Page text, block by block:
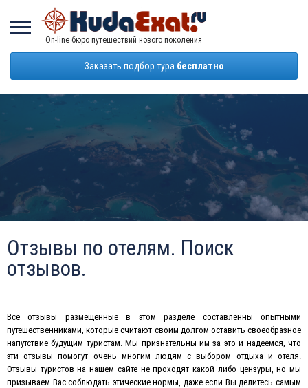
On-line бюро путешествий нового поколения
Заказать подбор тура бесплатно
Отзывы по отелям. Поиск
отзывов.
Все отзывы размещённые в этом разделе составленны опытными
путешественниками, которые считают своим долгом оставить своеобразное
напутствие будущим туристам. Мы признательны им за это и надеемся, что
эти отзывы помогут очень многим людям с выбором отдыха и отеля.
Отзывы туристов на нашем сайте не проходят какой либо цензуры, но мы
призываем Вас соблюдать этические нормы, даже если Вы делитесь самым